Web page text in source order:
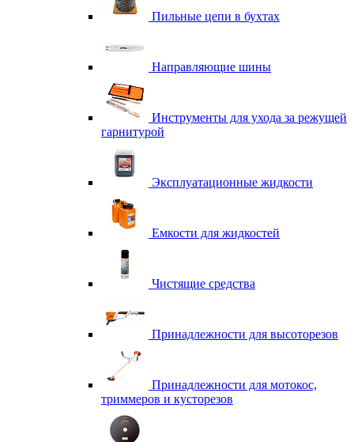
Пильные цепи в бухтах
Направляющие шины
Инструменты для ухода за режущей
гарнитурой
Эксплуатационные жидкости
Емкости для жидкостей
Чистящие средства
Принадлежности для высоторезов
Принадлежности для мотокос,
триммеров и кусторезов